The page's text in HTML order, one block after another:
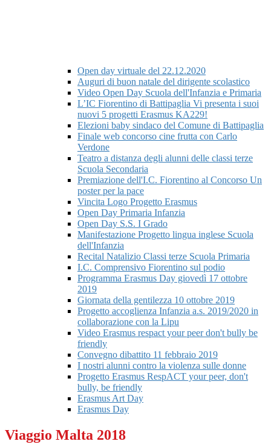
Open day virtuale del 22.12.2020
Auguri di buon natale del dirigente scolastico
Video Open Day Scuola dell'Infanzia e Primaria
L’IC Fiorentino di Battipaglia Vi presenta i suoi
nuovi 5 progetti Erasmus KA229!​
Elezioni baby sindaco del Comune di Battipaglia
Finale web concorso cine frutta con Carlo
Verdone
Teatro a distanza degli alunni delle classi terze
Scuola Secondaria
Premiazione dell'I.C. Fiorentino al Concorso Un
poster per la pace
Vincita Logo Progetto Erasmus
Open Day Primaria Infanzia
Open Day S.S. I Grado
Manifestazione Progetto lingua inglese Scuola
dell'Infanzia
Recital Natalizio Classi terze Scuola Primaria
I.C. Comprensivo Fiorentino sul podio
Programma Erasmus Day giovedì 17 ottobre
2019
Giornata della gentilezza 10 ottobre 2019
Progetto accoglienza Infanzia a.s. 2019/2020 in
collaborazione con la Lipu
Video Erasmus respact your peer don't bully be
friendly
Convegno dibattito 11 febbraio 2019
I nostri alunni contro la violenza sulle donne
Progetto Erasmus RespACT your peer, don't
bully, be friendly
Erasmus Art Day
Erasmus Day
Viaggio Malta 2018